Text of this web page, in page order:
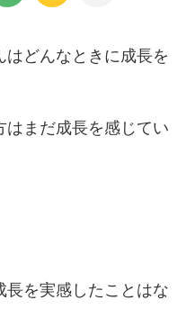
どんなときに成長を
はまだ成長を感じてい
を実感したことはな